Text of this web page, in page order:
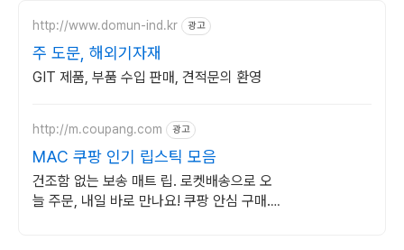
http://www.domun-ind.kr 광고
주 도문, 해외기자재
GIT 제품, 부품 수입 판매, 견적문의 환영
http://m.coupang.com 광고
MAC 쿠팡 인기 립스틱 모음
건조함 없는 보송 매트 립. 로켓배송으로 오
늘 주문, 내일 바로 만나요! 쿠팡 안심 구매.